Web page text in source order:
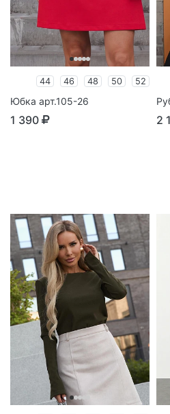
44 46 48 50 52
Юбка арт.105-26
1 390 2